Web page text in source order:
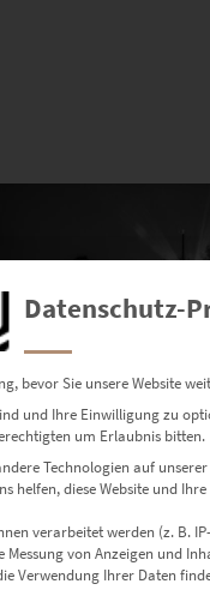
EZ00465
€24,90
Datenschutz-
bevor Sie unsere Website
und Ihre Einwilligung zu
um Erlaubnis bitten.
Technologien auf
helfen, diese Website und
verarbeitet werden (z. B.
von Anzeigen und
Verwendung Ihrer Daten